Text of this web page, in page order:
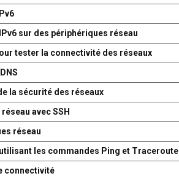
sur des périphériques réseau
tester la connectivité des réseaux
la sécurité des réseaux
avec SSH
réseau
les commandes Ping et Traceroute
connectivité